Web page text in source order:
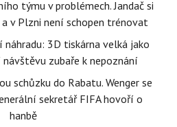
týmu v problémech. Jandač si
v Plzni není schopen trénovat
3D tiskárna velká jako
zubaře k nepoznání
schůzku do Rabatu. Wenger se
sekretář FIFA hovoří o
hanbě